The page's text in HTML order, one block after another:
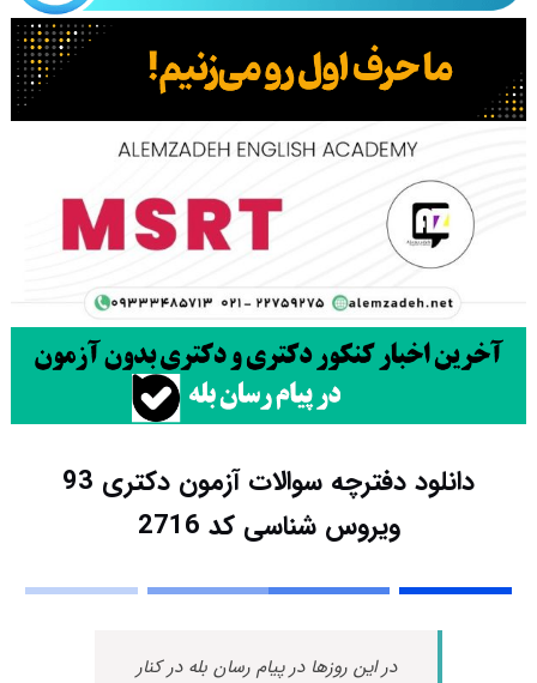
دانلود دفترچه سوالات آزمون دکتری 93
ویروس شناسی کد 2716
در این روزها در پیام رسان بله در کنار